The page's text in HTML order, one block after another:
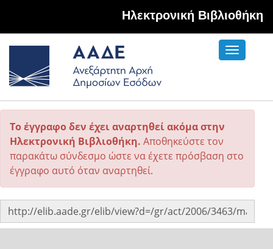
Hλεκτρονική Βιβλιοθήκη
Toggle
Το έγγραφο δεν έχει αναρτηθεί ακόμα στην
Ηλεκτρονική Βιβλιοθήκη. Αποθηκεύστε τον
παρακάτω σύνδεσμο ώστε να έχετε πρόσβαση στο
έγγραφο αυτό όταν αναρτηθεί.